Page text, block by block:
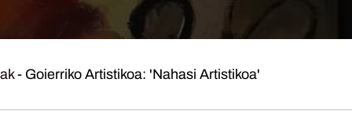
- Goierriko Artistikoa: 'Nahasi Artistikoa'